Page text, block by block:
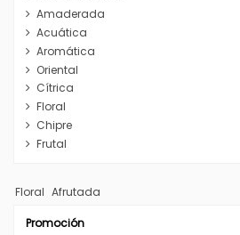
Amaderada
Acuática
Aromática
Oriental
Cítrica
Floral
Chipre
Frutal
Floral Afrutada
Promoción